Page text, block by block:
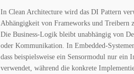
In Clean Architecture wird das DI Pattern
Abhängigkeit von Frameworks und Treibern
Die Business-Logik bleibt unabhängig von
oder Kommunikation. In Embedded-
dass beispielsweise ein Sensormodul nur ein
verwendet, während die konkrete